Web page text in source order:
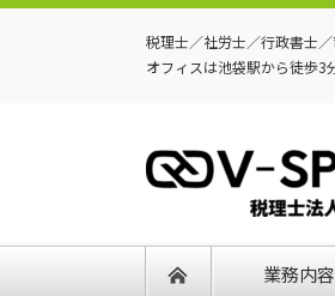
税理士／社労士／行政書士
オフィスは池袋駅から徒歩3
業務内容